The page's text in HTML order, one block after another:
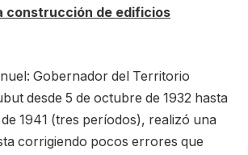
construcción de edificios
Gobernador del Territorio
desde 5 de octubre de 1932 hasta
1941 (tres períodos), realizó una
corrigiendo pocos errores que